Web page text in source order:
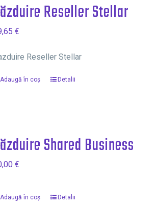
Reseller Stellar
€
Reseller Stellar
Adaugă în coș Detalii
Shared Business
€
Adaugă în coș Detalii